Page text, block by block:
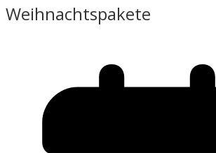
Weihnachtspakete